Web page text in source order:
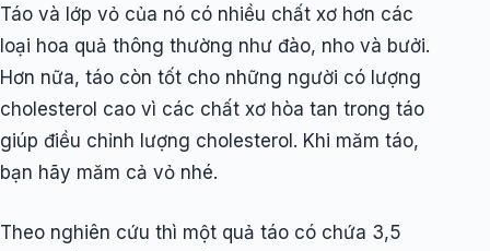
Táo và lớp vỏ của nó có nhiều chất xơ hơn các
loại hoa quả thông thường như đào, nho và bưởi.
Hơn nữa, táo còn tốt cho những người có lượng
cholesterol cao vì các chất xơ hòa tan trong táo
giúp điều chỉnh lượng cholesterol. Khi măm táo,
bạn hãy măm cả vỏ nhé.
Theo nghiên cứu thì một quả táo có chứa 3,5